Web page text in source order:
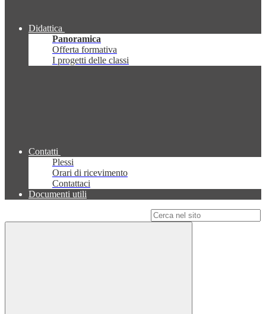
Didattica
Panoramica
Offerta formativa
I progetti delle classi
Contatti
Plessi
Orari di ricevimento
Contattaci
Documenti utili